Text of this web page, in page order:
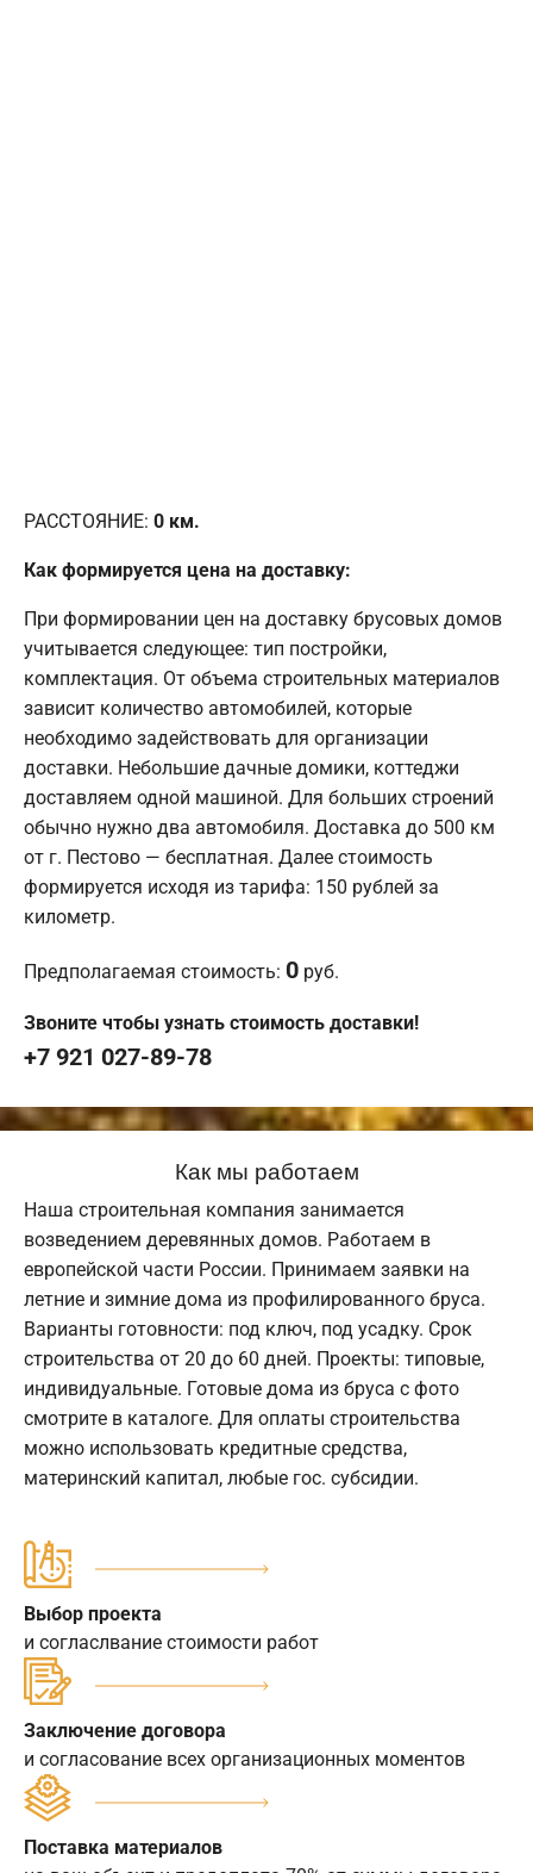
РАССТОЯНИЕ: 0 км.
Как формируется цена на доставку:
При формировании цен на доставку брусовых домов
учитывается следующее: тип постройки,
комплектация. От объема строительных материалов
зависит количество автомобилей, которые
необходимо задействовать для организации
доставки. Небольшие дачные домики, коттеджи
доставляем одной машиной. Для больших строений
обычно нужно два автомобиля. Доставка до 500 км
от г. Пестово — бесплатная. Далее стоимость
формируется исходя из тарифа: 150 рублей за
километр.
Предполагаемая стоимость: 0 руб.
Звоните чтобы узнать стоимость доставки!
+7 921 027-89-78
Как мы работаем
Наша строительная компания занимается
возведением деревянных домов. Работаем в
европейской части России. Принимаем заявки на
летние и зимние дома из профилированного бруса.
Варианты готовности: под ключ, под усадку. Срок
строительства от 20 до 60 дней. Проекты: типовые,
индивидуальные. Готовые дома из бруса с фото
смотрите в каталоге. Для оплаты строительства
можно использовать кредитные средства,
материнский капитал, любые гос. субсидии.
Выбор проекта
и согласлвание стоимости работ
Заключение договора
и согласование всех организационных моментов
Поставка материалов